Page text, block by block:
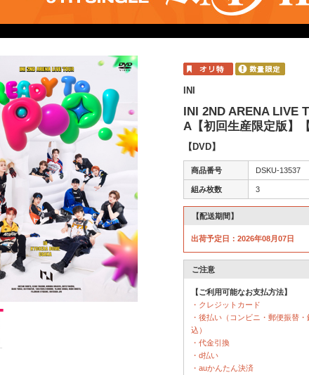
INI
INI 2ND ARENA LIVE
A【初回生産限定版】
【DVD】
商品番号 DSKU-13537
組み枚数 3
【配送期間】
出荷予定日：2026年08月07日
ご注意
【ご利用可能なお支払方法】
・クレジットカード
・後払い（コンビニ・郵便振替・
込）
・代金引換
・d払い
・auかんたん決済